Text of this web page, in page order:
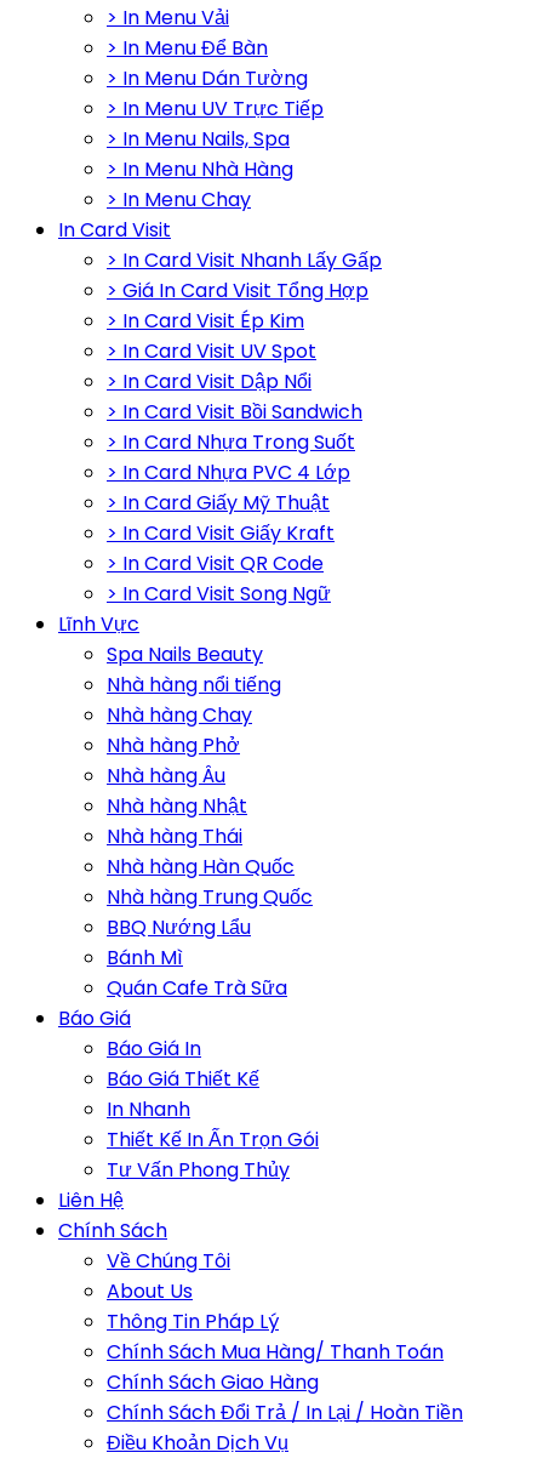
> In Menu Vải
> In Menu Để Bàn
> In Menu Dán Tường
> In Menu UV Trực Tiếp
> In Menu Nails, Spa
> In Menu Nhà Hàng
> In Menu Chay
In Card Visit
> In Card Visit Nhanh Lấy Gấp
> Giá In Card Visit Tổng Hợp
> In Card Visit Ép Kim
> In Card Visit UV Spot
> In Card Visit Dập Nổi
> In Card Visit Bồi Sandwich
> In Card Nhựa Trong Suốt
> In Card Nhựa PVC 4 Lớp
> In Card Giấy Mỹ Thuật
> In Card Visit Giấy Kraft
> In Card Visit QR Code
> In Card Visit Song Ngữ
Lĩnh Vực
Spa Nails Beauty
Nhà hàng nổi tiếng
Nhà hàng Chay
Nhà hàng Phở
Nhà hàng Âu
Nhà hàng Nhật
Nhà hàng Thái
Nhà hàng Hàn Quốc
Nhà hàng Trung Quốc
BBQ Nướng Lẩu
Bánh Mì
Quán Cafe Trà Sữa
Báo Giá
Báo Giá In
Báo Giá Thiết Kế
In Nhanh
Thiết Kế In Ấn Trọn Gói
Tư Vấn Phong Thủy
Liên Hệ
Chính Sách
Về Chúng Tôi
About Us
Thông Tin Pháp Lý
Chính Sách Mua Hàng/ Thanh Toán
Chính Sách Giao Hàng
Chính Sách Đổi Trả / In Lại / Hoàn Tiền
Điều Khoản Dịch Vụ